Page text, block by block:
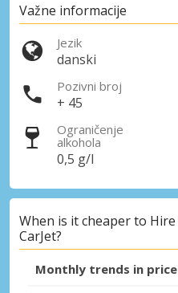
Posebni popusti
Pristupite
dobavljača
Važne informacije
Jezik
danski
Pozivni broj
+ 45
Ograničenje
alkohola
0,5 g/l
When is it cheaper to
CarJet?
Monthly trends in